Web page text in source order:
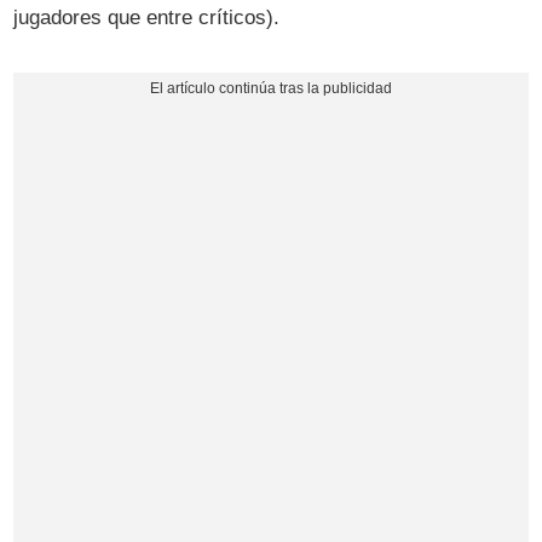
jugadores que entre críticos).